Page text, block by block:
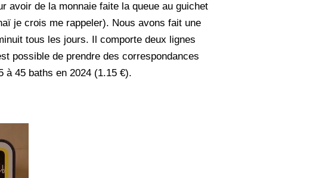
avoir de la monnaie faite la queue au guichet
je crois me rappeler). Nous avons fait une
tous les jours. Il comporte deux lignes
possible de prendre des correspondances
à 45 baths en 2024 (1.15 €).